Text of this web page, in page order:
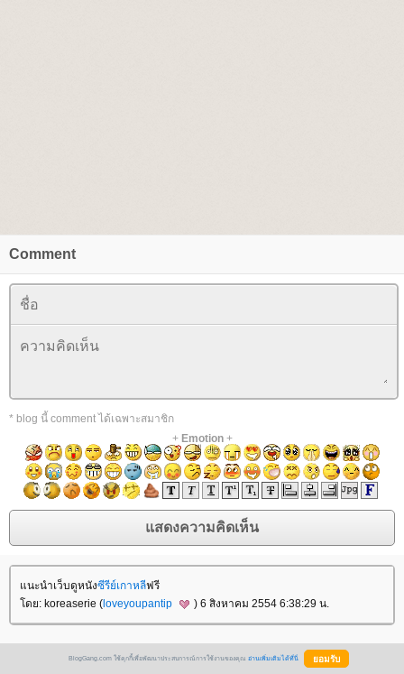
Comment
* blog นี้ comment ได้เฉพาะสมาชิก
+ Emotion+
นะนำเว็บดูหนังซีรีย์เกาหลีฟรี
ดย: koreaserie (loveyoupantip ) 6 สิงหาคม 2554 6:38:29 น.
BlogGang.com ใช้คุกกี้เพื่อพัฒนาประสบการณ์การใช้งานของคุณ อ่านเพิ่มเติมได้ที่นี่